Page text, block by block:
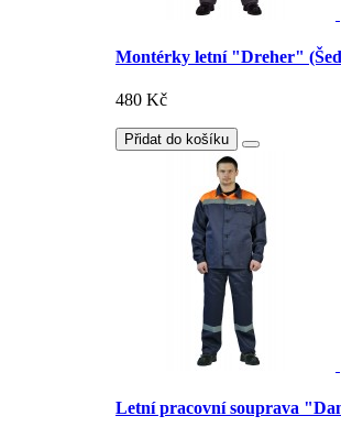
Montérky letní "Dreher"
480 Kč
Přidat do košíku
Letní pracovní souprava